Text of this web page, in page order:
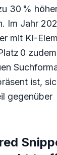
30 %
Im Jahr
mit KI-
0
ist,
gegenüber